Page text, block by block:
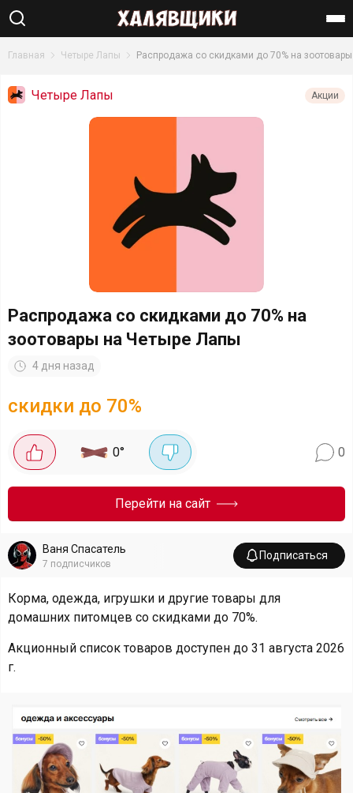
Найти
Главная Четыре Лапы Распродажа со скидками до 70% на зоотовары
Четыре Лапы Акции
Распродажа со скидками до 70% на
зоотовары на Четыре Лапы
4 дня назад
скидки до 70%
0° 0
Перейти на сайт
Ваня Спасатель
7 подписчиков
Подписаться
Корма, одежда, игрушки и другие товары для
домашних питомцев со скидками до 70%.
Акционный список товаров доступен до 31 августа 2026
г.